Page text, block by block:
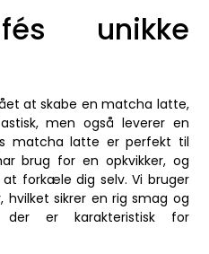
unikke
at skabe en matcha latte,
men også leverer en
matcha latte er perfekt til
brug for en opkvikker, og
at forkæle dig selv. Vi bruger
hvilket sikrer en rig smag og
er karakteristisk for